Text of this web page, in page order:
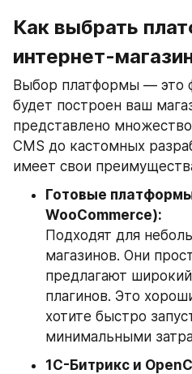
Как выбрать
интернет-
Выбор платформы — это
будет построен ваш
представлено
CMS до кастомных
имеет свои
Готовые
WooCommerce):
Подходят для
магазинов. Они
предлагают
плагинов. Это
хотите быстро
минимальными
1С-Битрикс и